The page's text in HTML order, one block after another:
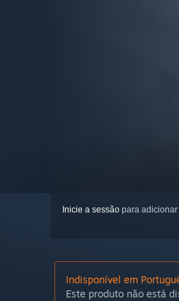
Inicie a sessão para
Indisponível em
Este produto não está